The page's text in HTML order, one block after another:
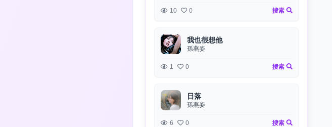
10 0 搜索
我也很想他
孫燕姿
1 0 搜索
日落
孫燕姿
6 0 搜索